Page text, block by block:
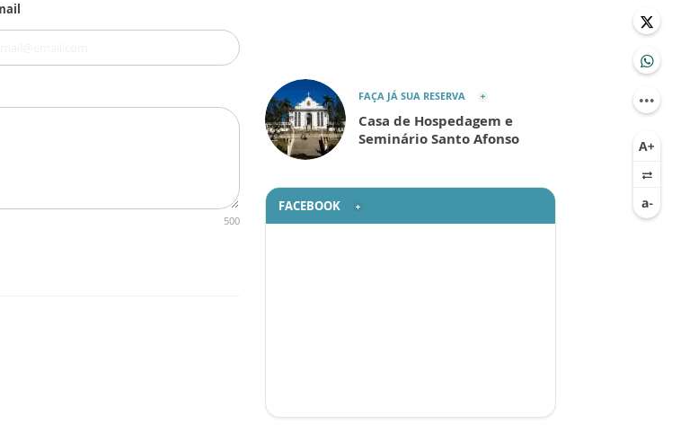
500
FAÇA JÁ SUA RESERVA
Casa de Hospedagem e
Seminário Santo Afonso
FACEBOOK